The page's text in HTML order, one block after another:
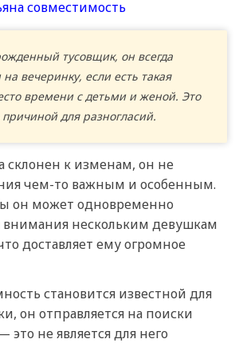
тусовщик, он всегда
вечеринку, если есть такая
времени с детьми и женой. Это
для разногласий.
склонен к изменам, он не
чем-то важным и особенным.
он может одновременно
внимания нескольким девушкам
доставляет ему огромное
становится известной для
он отправляется на поиски
не является для него